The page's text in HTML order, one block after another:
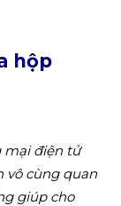
hộp
mại điện tử
vô cùng quan
giúp cho